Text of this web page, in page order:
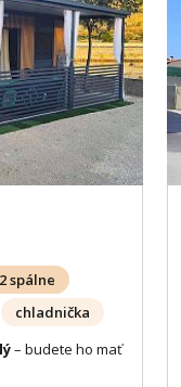
2 spálne
chladnička
– budete ho mať